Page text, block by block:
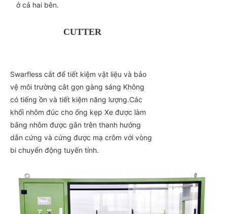
ở cả hai bên.
CUTTER
Swarfless cắt để tiết kiệm vật liệu và bảo
vệ môi trường cắt gọn gàng sáng Không
có tiếng ồn và tiết kiệm năng lượng.Các
khối nhôm đúc cho ống kẹp Xe được làm
bằng nhôm được gắn trên thanh hướng
dẫn cứng và cứng được mạ crôm với vòng
bi chuyển động tuyến tính.